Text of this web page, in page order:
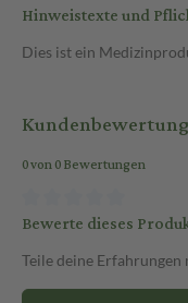
Hinweistexte und
Dies ist ein
0 von 0 Bewertungen
Bewerte dieses
Teile deine Erfahrungen